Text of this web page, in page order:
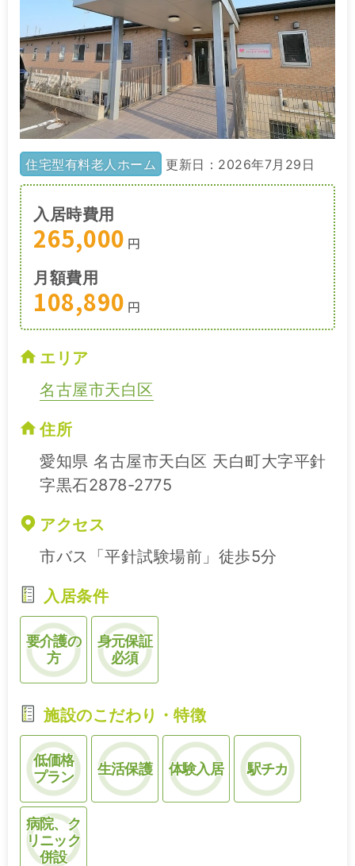
住宅型有料老人ホーム 更新日：2026年7月29日
入居時費用
265,000 円
月額費用
108,890 円
エリア
名古屋市天白区
住所
愛知県 名古屋市天白区 天白町大字平針
字黒石2878-2775
アクセス
市バス「平針試験場前」徒歩5分
入居条件
要介護の
方
身元保証
必須
施設のこだわり・特徴
低価格
プラン
生活保護 体験入居 駅チカ
病院、ク
リニック
併設